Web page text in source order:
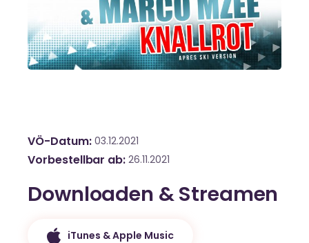
VÖ-Datum 03.12.2021
Vorbestellbar ab 26.11.2021
Downloaden & Streamen
iTunes & Apple Music